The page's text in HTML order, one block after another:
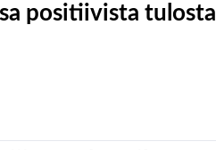
positiivista tulosta